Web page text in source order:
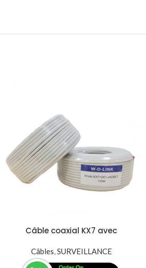
Câble coaxial KX7 avec
Cable Camera Double 100M
Câbles,SURVEILLANCE